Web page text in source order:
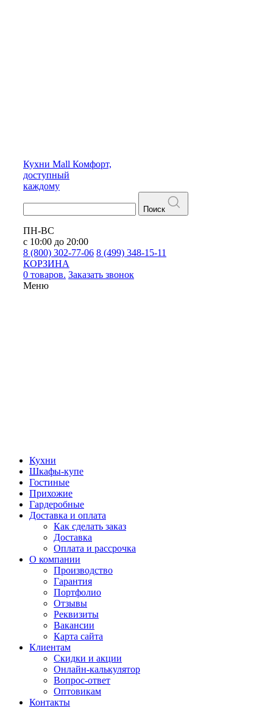
Кухни Mall Комфорт,
доступный
каждому
Поиск
ПН-ВС
с 10:00 до 20:00
8 (800) 302-77-06 8 (499) 348-15-11
КОРЗИНА
0 товаров. Заказать звонок
Меню
Кухни
Шкафы-купе
Гостиные
Прихожие
Гардеробные
Доставка и оплата
Как сделать заказ
Доставка
Оплата и рассрочка
О компании
Производство
Гарантия
Портфолио
Отзывы
Реквизиты
Вакансии
Карта сайта
Клиентам
Скидки и акции
Онлайн-калькулятор
Вопрос-ответ
Оптовикам
Контакты